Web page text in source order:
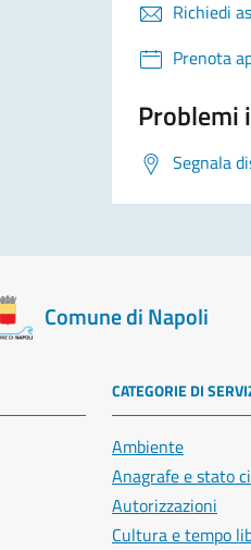
Richiedi
Prenota
Problemi
Segnala
Comune di Napoli
CATEGORIE DI
Ambiente
Anagrafe e stato
Autorizzazioni
Cultura e tempo